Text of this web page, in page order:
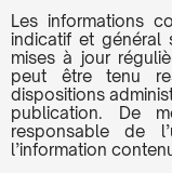
Les informations
indicatif et général
mises à jour
peut être tenu
dispositions
publication. De
responsable de
l’information